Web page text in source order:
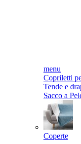
menu
Copriletti
Tende e
Sacco a
Coperte